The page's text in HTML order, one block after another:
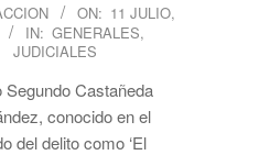
ON: 11 JULIO,
IN: GENERALES,
JUDICIALES
Segundo Castañeda
conocido en el
del delito como ‘El